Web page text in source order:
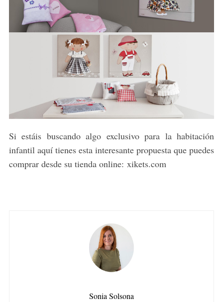
Si estáis buscando algo exclusivo para la habitación
infantil aquí tienes esta interesante propuesta que puedes
comprar desde su tienda online: xikets.com
Sonia Solsona